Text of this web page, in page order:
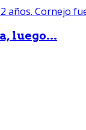
luego...